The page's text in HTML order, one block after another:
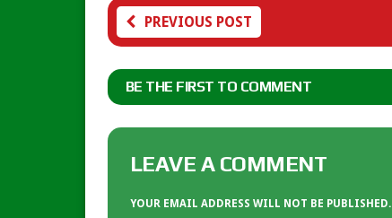
PREVIOUS POST
BE THE FIRST TO COMMENT
LEAVE A COMMENT
YOUR EMAIL ADDRESS WILL NOT BE PUBLISHED.